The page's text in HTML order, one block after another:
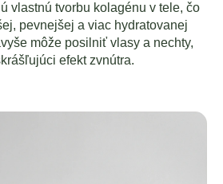
vlastnú tvorbu kolagénu v tele, čo
pevnejšej a viac hydratovanej
môže posilniť vlasy a nechty,
efekt zvnútra.